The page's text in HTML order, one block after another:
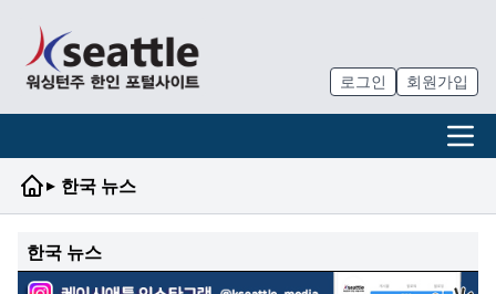
로그인 회원가입
▸ 한국 뉴스
한국 뉴스